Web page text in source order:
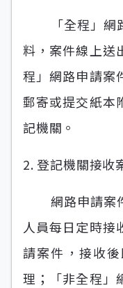
「全程」網路
料，案件線上送
程」網路申請案
郵寄或提交紙本
記機關。
2. 登記機關接收
網路申請案件
人員每日定時接
請案件，接收
理；「非全程」